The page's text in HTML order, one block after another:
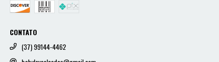
CONTATO
(37) 99144-4462